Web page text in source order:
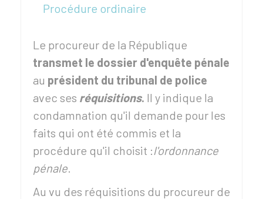
Procédure ordinaire
Le procureur de la République
transmet le dossier d'enquête pénale
au président du tribunal de police
avec ses réquisitions. Il y indique la
condamnation qu'il demande pour les
faits qui ont été commis et la
procédure qu'il choisit :l'ordonnance
pénale.
Au vu des réquisitions du procureur de